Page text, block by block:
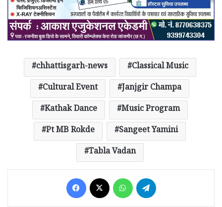
chhattisgarh-news
Classical Music
Cultural Event
Janjgir Champa
Kathak Dance
Music Program
Pt MB Rokde
Sangeet Yamini
Tabla Vadan
Facebook WhatsApp